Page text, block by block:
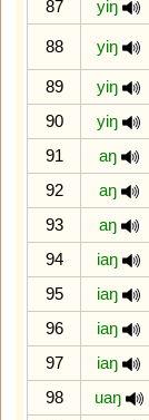
87 yiŋ
88 yiŋ
89 yiŋ
90
yiŋ
91
aŋ
92
aŋ
93
aŋ
94
iaŋ
95
iaŋ
96
iaŋ
97
iaŋ
98
uaŋ